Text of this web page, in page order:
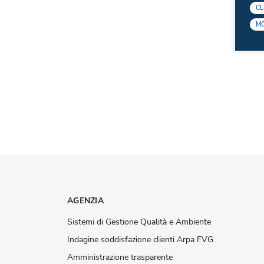
AGENZIA
Sistemi di Gestione Qualità e Ambiente
Indagine soddisfazione clienti Arpa FVG
Amministrazione trasparente